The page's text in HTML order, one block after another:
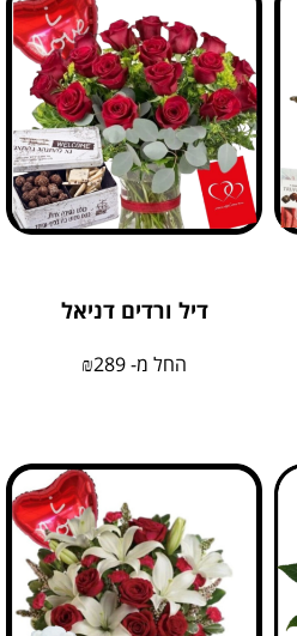
דיל ורדים דניאל
החל מ- ₪289